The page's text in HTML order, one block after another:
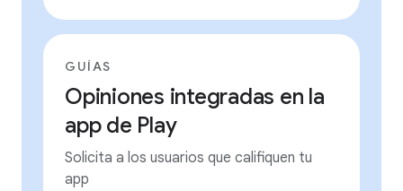
GUÍAS
Opiniones integradas en la
app de Play
Solicita a los usuarios que califiquen tu
app